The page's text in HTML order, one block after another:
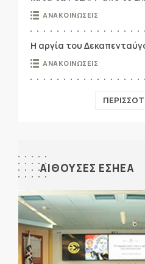
ΑΝΑΚΟΙΝΩΣΕΙΣ
Η αργία του
ΑΝΑΚΟΙΝΩΣΕΙΣ
ΑΙΘΟΥΣΕΣ ΕΣΗΕΑ